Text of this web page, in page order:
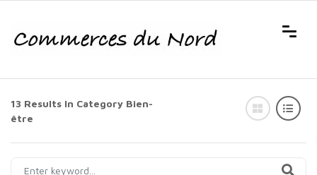
13 Results In Category Bien-
être